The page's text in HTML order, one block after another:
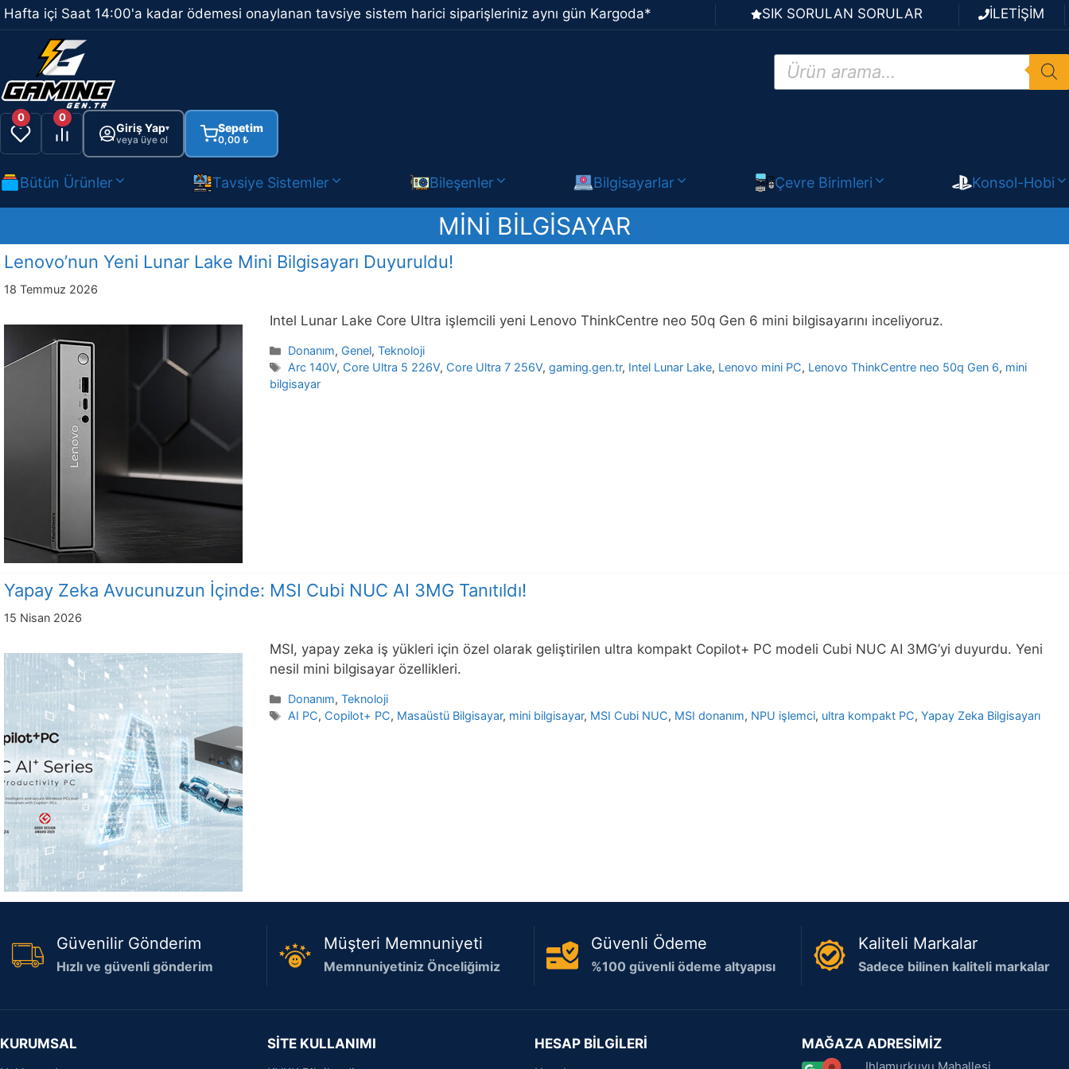
İçeriğe
atla
Hafta içi Saat 14:00'a kadar ödemesi onaylanan tavsiye sistem harici siparişleriniz aynı gün Kargoda* SIK SORULAN SORULAR İLETİŞİM
Products
search
0 0
Giriş Yap▾
veya üye ol
Sepetim
0,00 ₺
Bütün Ürünler Tavsiye Sistemler Bileşenler Bilgisayarlar Çevre Birimleri Konsol-Hobi
MINI BILGISAYAR
Lenovo’nun Yeni Lunar Lake Mini Bilgisayarı Duyuruldu!
18 Temmuz 2026
Intel Lunar Lake Core Ultra işlemcili yeni Lenovo ThinkCentre neo 50q Gen 6 mini bilgisayarını inceliyoruz.
Kategoriler
Donanım, Genel,Teknoloji
Etiketler
Arc 140V, Core Ultra 5 226V, Core Ultra 7 256V,gaming.gen.tr, Intel Lunar Lake, Lenovo mini PC, Lenovo ThinkCentre neo 50q Gen 6, mini
bilgisayar
Yapay Zeka Avucunuzun İçinde: MSI Cubi NUC AI 3MG Tanıtıldı!
15 Nisan 2026
MSI, yapay zeka iş yükleri için özel olarak geliştirilen ultra kompakt Copilot+ PC modeli Cubi NUC AI 3MG’yi duyurdu. Yeni
nesil mini bilgisayar özellikleri.
Kategoriler
Donanım,Teknoloji
Etiketler
AI PC, Copilot+ PC, Masaüstü Bilgisayar, mini bilgisayar, MSI Cubi NUC, MSI donanım, NPU işlemci, ultra kompakt PC,Yapay Zeka Bilgisayarı
Güvenilir Gönderim
Hızlı ve güvenli gönderim
Müşteri Memnuniyeti
Memnuniyetiniz Önceliğimiz
Güvenli Ödeme
%100 güvenli ödeme altyapısı
Kaliteli Markalar
Sadece bilinen kaliteli markalar
KURUMSAL SİTE KULLANIMI HESAP BİLGİLERİ MAĞAZA ADRESİMİZ
Ihlamurkuyu Mahallesi